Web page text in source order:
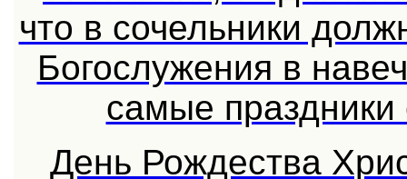
что в сочельники
Богослужения в
самые
День Рождества